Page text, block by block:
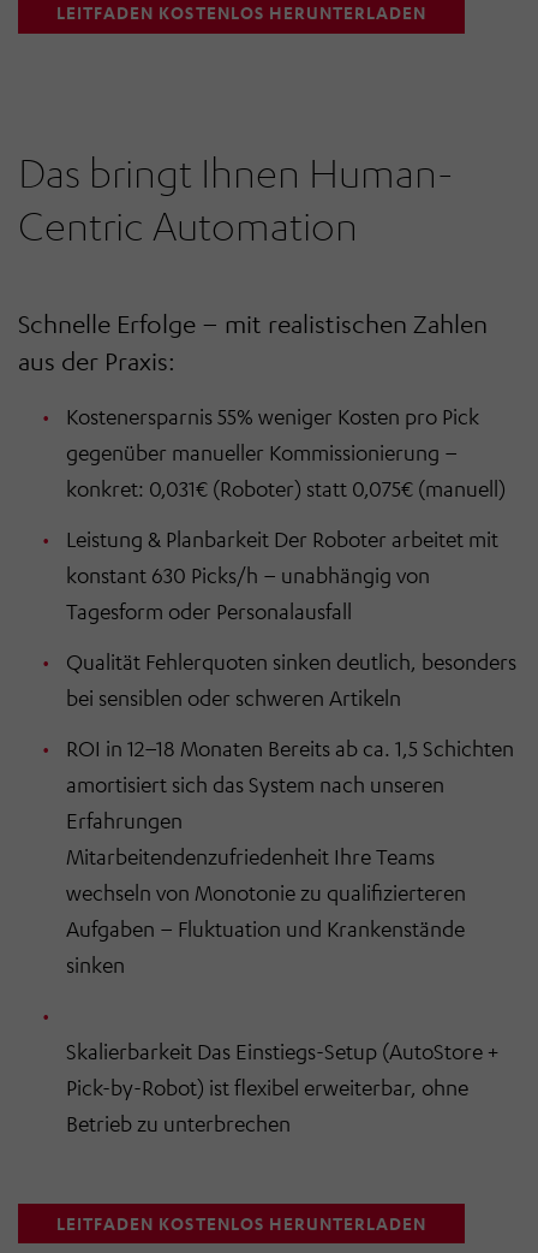
LEITFADEN KOSTENLOS HERUNTERLADEN
Das bringt Ihnen Human-
Centric Automation
Schnelle Erfolge – mit realistischen Zahlen
aus der Praxis:
Kostenersparnis 55% weniger Kosten pro Pick
gegenüber manueller Kommissionierung –
konkret: 0,031€ (Roboter) statt 0,075€ (manuell)
Leistung & Planbarkeit Der Roboter arbeitet mit
konstant 630 Picks/h – unabhängig von
Tagesform oder Personalausfall
Qualität Fehlerquoten sinken deutlich, besonders
bei sensiblen oder schweren Artikeln
ROI in 12–18 Monaten Bereits ab ca. 1,5 Schichten
amortisiert sich das System nach unseren
Erfahrungen
Mitarbeitendenzufriedenheit Ihre Teams
wechseln von Monotonie zu qualifizierteren
Aufgaben – Fluktuation und Krankenstände
sinken
Skalierbarkeit Das Einstiegs-Setup (AutoStore +
Pick-by-Robot) ist flexibel erweiterbar, ohne
Betrieb zu unterbrechen
LEITFADEN KOSTENLOS HERUNTERLADEN